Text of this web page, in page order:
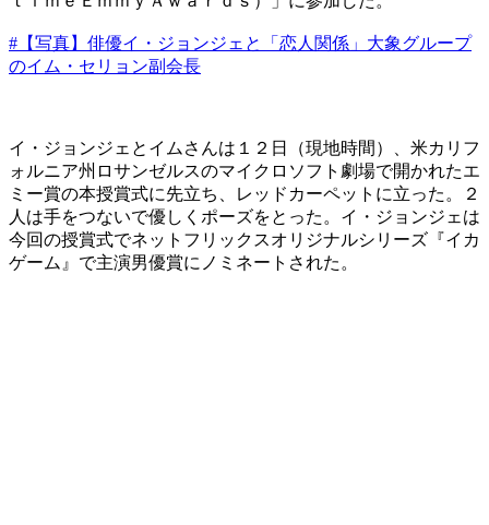
#【写真】俳優イ・ジョンジェと「恋人関係」大象グループ
のイム・セリョン副会長
イ・ジョンジェとイムさんは１２日（現地時間）、米カリフ
ォルニア州ロサンゼルスのマイクロソフト劇場で開かれたエ
ミー賞の本授賞式に先立ち、レッドカーペットに立った。２
人は手をつないで優しくポーズをとった。イ・ジョンジェは
今回の授賞式でネットフリックスオリジナルシリーズ『イカ
ゲーム』で主演男優賞にノミネートされた。